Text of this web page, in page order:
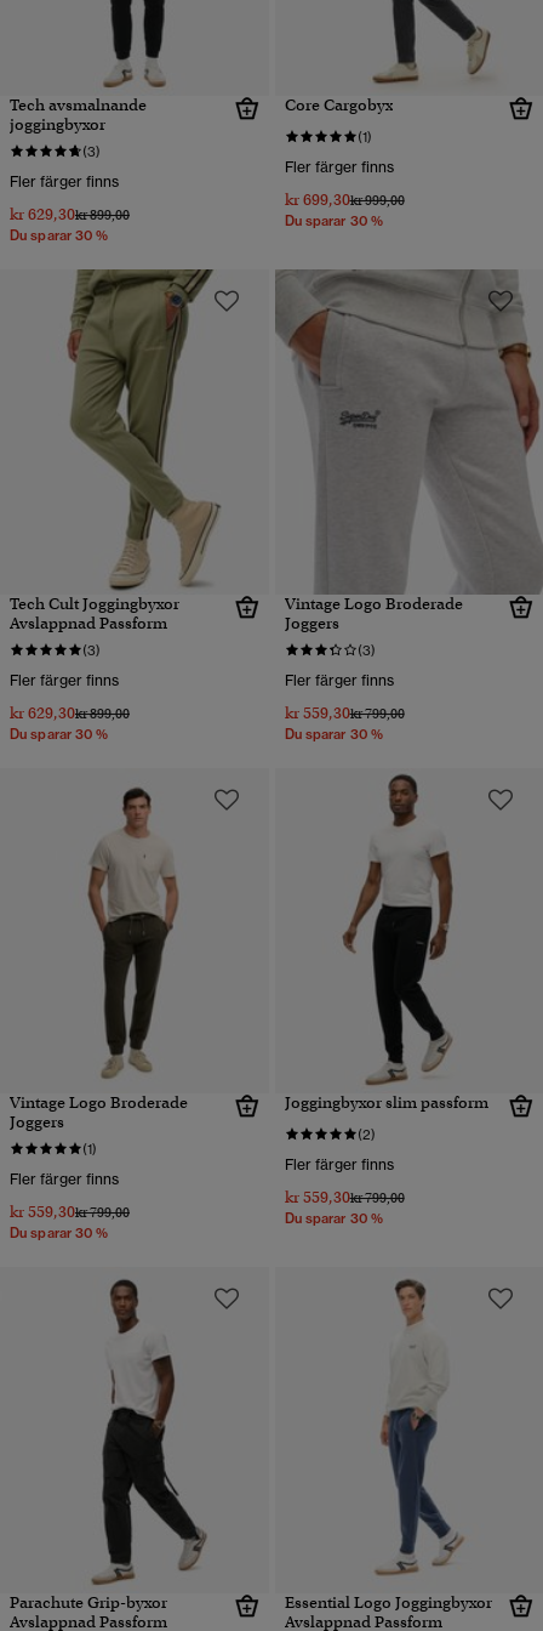
Tech avsmalnande
joggingbyxor
(3)
Fler färger finns
kr 629,30Pris reducerat från
kr 899,00till
Du sparar 30 %
Core Cargobyx
(1)
Fler färger finns
kr 699,30Pris reducerat från
kr 999,00till
Du sparar 30 %
Tech Cult Joggingbyxor
Avslappnad Passform
(3)
Fler färger finns
kr 629,30Pris reducerat från
kr 899,00till
Du sparar 30 %
Vintage Logo Broderade
Joggers
(3)
Fler färger finns
kr 559,30Pris reducerat från
kr 799,00till
Du sparar 30 %
Vintage Logo Broderade
Joggers
(1)
Fler färger finns
kr 559,30Pris reducerat från
kr 799,00till
Du sparar 30 %
Joggingbyxor slim passform
(2)
Fler färger finns
kr 559,30Pris reducerat från
kr 799,00till
Du sparar 30 %
Parachute Grip-byxor
Avslappnad Passform
Essential Logo Joggingbyxor
Avslappnad Passform